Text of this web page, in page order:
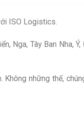
ISO Logistics.
Nga, Tây Ban Nha, Ý,
những thế,